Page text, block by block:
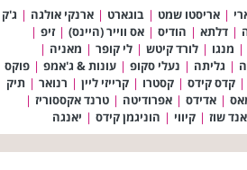
| אריסטו שמט | בוגארט | ארנקי אולגה | ג'ק
| דלתא | הודיס | אס ווייר (היינס) | זיפ |
| מנגו | לורד קיטש | לי קופר | מאניה |
| גליתה | נעלי סקופ | עונות & ג'אמפ | פוקס
| קדס קידס | קסטרו | קרייזי ליין | רנואר | תיק
| אדידס | אפרודיטה | טרנד אקססוריז |
שוז | קיווי | הוניגמן קידס | יאנגה